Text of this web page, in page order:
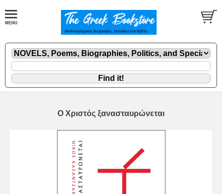
Ο Χριστός ξανασταυρώνεται